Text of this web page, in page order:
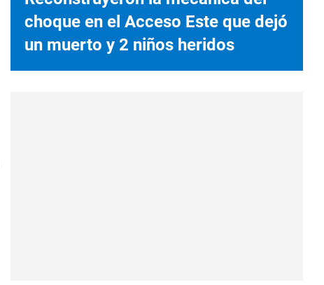
choque en el Acceso Este que dejó
un muerto y 2 niños heridos